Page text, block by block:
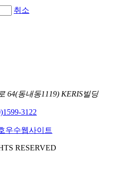
취소
64(동내동1119) KERIS빌딩
1599-3122
RESERVED